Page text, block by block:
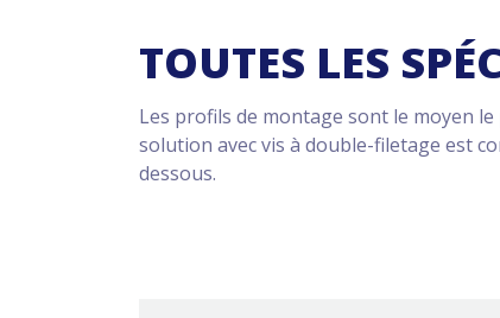
TOUTES LES
Les profils de montage sont le moyen
solution avec vis à double-filetage est
dessous.